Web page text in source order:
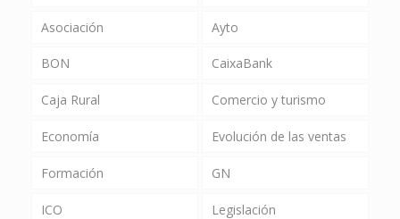
Asociación Ayto
BON CaixaBank
Caja Rural Comercio y turismo
Economía Evolución de las ventas
Formación GN
ICO Legislación